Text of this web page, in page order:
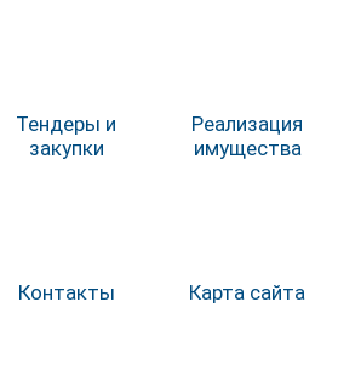
Тендеры и
закупки
Реализация
имущества
Контакты Карта сайта